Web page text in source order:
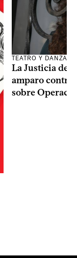
TEATRO Y DANZA
La Justicia
amparo contra
sobre